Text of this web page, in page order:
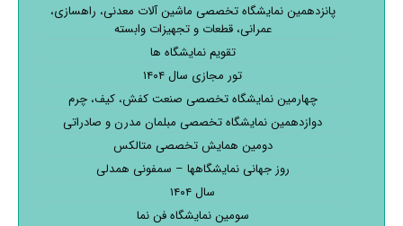
پانزدهمین نمایشگاه تخصصی ماشین آلات معدنی، راهسازی،
عمرانی، قطعات و تجهیزات وابسته
تقویم نمایشگاه ها
تور مجازی سال ۱۴۰۴
چهارمین نمایشگاه تخصصی صنعت کفش، کیف، چرم
دوازدهمین نمایشگاه تخصصی مبلمان مدرن و صادراتی
دومین همایش تخصصی متالکس
روز جهانی نمایشگاهها – سمفونی همدلی
سال ۱۴۰۴
سومین نمایشگاه فن نما